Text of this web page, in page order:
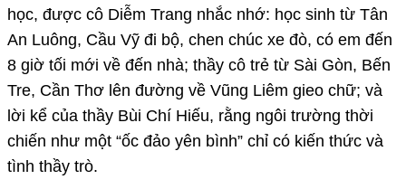
học, được cô Diễm Trang nhắc nhớ: học sinh từ Tân
An Luông, Cầu Vỹ đi bộ, chen chúc xe đò, có em đến
8 giờ tối mới về đến nhà; thầy cô trẻ từ Sài Gòn, Bến
Tre, Cần Thơ lên đường về Vũng Liêm gieo chữ; và
lời kể của thầy Bùi Chí Hiếu, rằng ngôi trường thời
chiến như một “ốc đảo yên bình” chỉ có kiến thức và
tình thầy trò.